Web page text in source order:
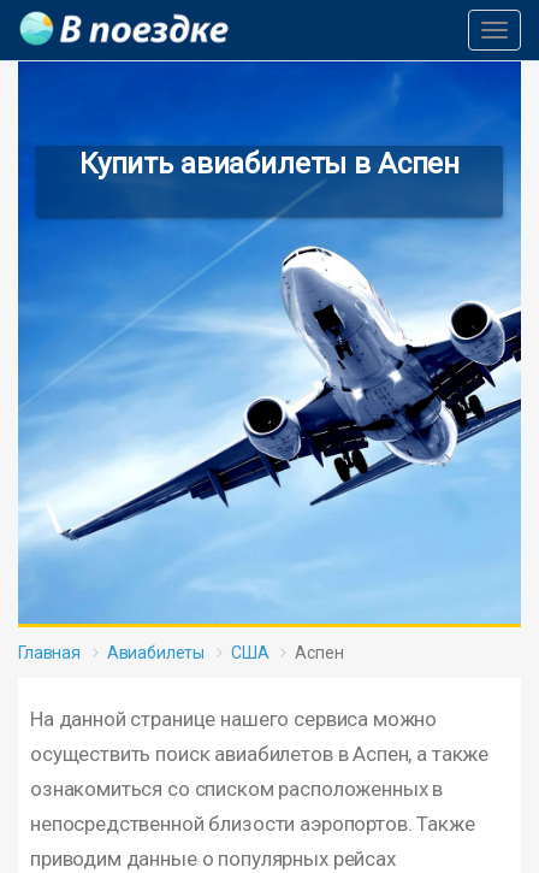
Купить авиабилеты в Аспен
Главная Авиабилеты США Аспен
На данной странице нашего сервиса можно
осуществить поиск авиабилетов в Аспен, а также
ознакомиться со списком расположенных в
непосредственной близости аэропортов. Также
приводим данные о популярных рейсах